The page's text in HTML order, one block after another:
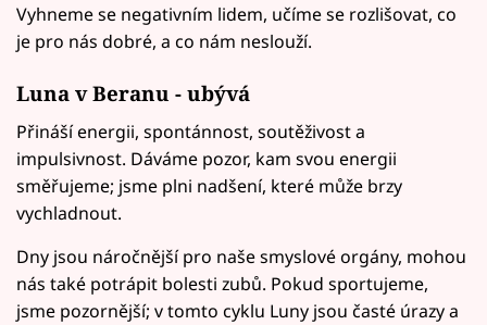
Vyhneme se negativním lidem, učíme se rozlišovat, co
je pro nás dobré, a co nám neslouží.
Luna v Beranu - ubývá
Přináší energii, spontánnost, soutěživost a
impulsivnost. Dáváme pozor, kam svou energii
směřujeme; jsme plni nadšení, které může brzy
vychladnout.
Dny jsou náročnější pro naše smyslové orgány, mohou
nás také potrápit bolesti zubů. Pokud sportujeme,
jsme pozornější; v tomto cyklu Luny jsou časté úrazy a